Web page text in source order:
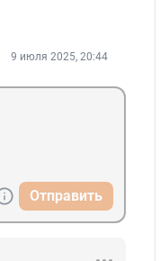
9 июля 2025, 20:44
Отправить